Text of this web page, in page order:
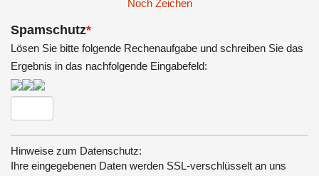
Noch Zeichen
Spamschutz*
Lösen Sie bitte folgende Rechenaufgabe und schreiben Sie das
Ergebnis in das nachfolgende Eingabefeld:
Hinweise zum Datenschutz:
Ihre eingegebenen Daten werden SSL-verschlüsselt an uns